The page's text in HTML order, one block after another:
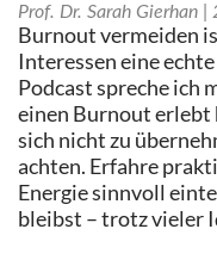
Prof. Dr. Sarah Gierhan
Burnout vermeiden
Interessen eine
Podcast spreche ich
einen Burnout erlebt
sich nicht zu
achten. Erfahre
Energie sinnvoll
bleibst – trotz vieler